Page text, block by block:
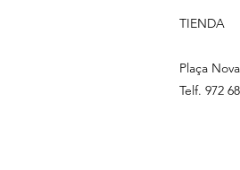
TIENDA
Plaça
Telf. 972